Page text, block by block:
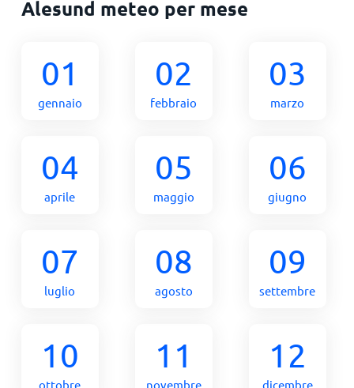
Alesund meteo per mese
01
gennaio
02
febbraio
03
marzo
04
aprile
05
maggio
06
giugno
07
luglio
08
agosto
09
settembre
10
ottobre
11
novembre
12
dicembre